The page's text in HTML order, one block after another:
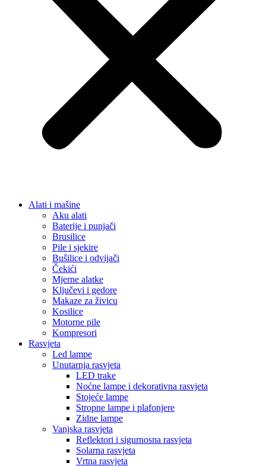
Alati i mašine
Aku alati
Baterije i punjači
Brusilice
Pile i sjekire
Bušilice i odvijači
Čekići
Mjerne alatke
Ključevi i gedore
Makaze za živicu
Kosilice
Motorne pile
Kompresori
Rasvjeta
Led lampe
Unutarnja rasvjeta
LED trake
Noćne lampe i dekorativna rasvjeta
Stojeće lampe
Stropne lampe i plafonjere
Zidne lampe
Vanjska rasvjeta
Reflektori i sigurnosna rasvjeta
Solarna rasvjeta
Vrtna rasvjeta